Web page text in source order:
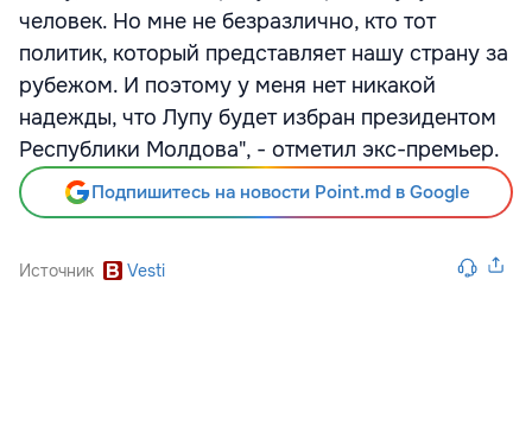
человек. Но мне не безразлично, кто тот
политик, который представляет нашу страну за
рубежом. И поэтому у меня нет никакой
надежды, что Лупу будет избран президентом
Республики Молдова", - отметил экс-премьер.
Подпишитесь на новости Point.md в Google
Источник Vesti